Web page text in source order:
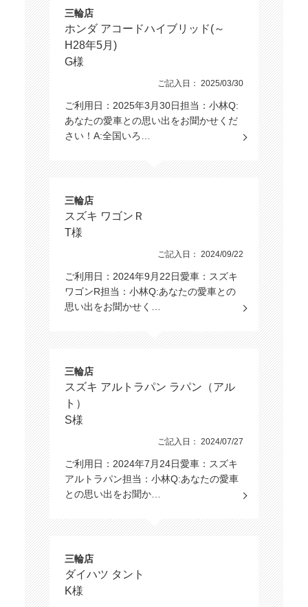
三輪店
ホンダ アコードハイブリッド(～
H28年5月)
G様
ご記入日： 2025/03/30
ご利用日：2025年3月30日担当：小林Q:
あなたの愛車との思い出をお聞かせくだ
さい！A:全国いろ…
三輪店
スズキ ワゴンＲ
T様
ご記入日： 2024/09/22
ご利用日：2024年9月22日愛車：スズキ
ワゴンR担当：小林Q:あなたの愛車との
思い出をお聞かせく…
三輪店
スズキ アルトラパン ラパン（アル
ト）
S様
ご記入日： 2024/07/27
ご利用日：2024年7月24日愛車：スズキ
アルトラパン担当：小林Q:あなたの愛車
との思い出をお聞か…
三輪店
ダイハツ タント
K様